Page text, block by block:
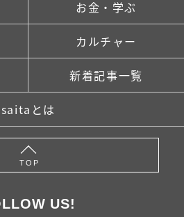
お金・学ぶ
カルチャー
新着記事一覧
saitaとは
TOP
US!